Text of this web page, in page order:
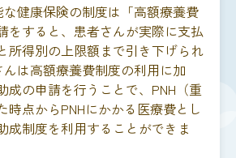
健康保険の制度は「高額療養費
をすると、患者さんが実際に支払
所得別の上限額まで引き下げられ
んは高額療養費制度の利用に加
成の申請を行うことで、PNH（重
時点からPNHにかかる医療費とし
成制度を利用することができま